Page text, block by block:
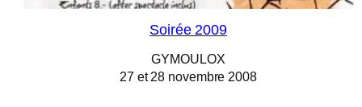
Soirée 2009
GYMOULOX
27 et 28 novembre 2008